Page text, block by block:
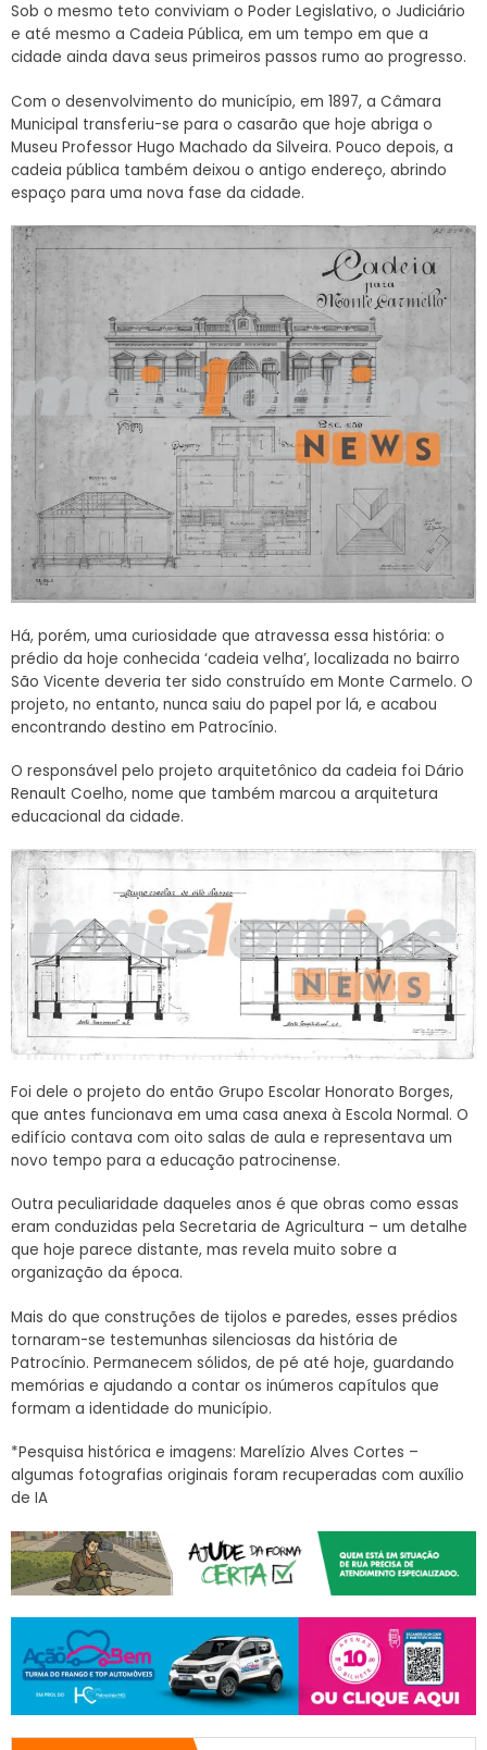
Sob o mesmo teto conviviam o Poder Legislativo, o Judiciário
e até mesmo a Cadeia Pública, em um tempo em que a
cidade ainda dava seus primeiros passos rumo ao progresso.
Com o desenvolvimento do município, em 1897, a Câmara
Municipal transferiu-se para o casarão que hoje abriga o
Museu Professor Hugo Machado da Silveira. Pouco depois, a
cadeia pública também deixou o antigo endereço, abrindo
espaço para uma nova fase da cidade.
Há, porém, uma curiosidade que atravessa essa história: o
prédio da hoje conhecida ‘cadeia velha’, localizada no bairro
São Vicente deveria ter sido construído em Monte Carmelo. O
projeto, no entanto, nunca saiu do papel por lá, e acabou
encontrando destino em Patrocínio.
O responsável pelo projeto arquitetônico da cadeia foi Dário
Renault Coelho, nome que também marcou a arquitetura
educacional da cidade.
Foi dele o projeto do então Grupo Escolar Honorato Borges,
que antes funcionava em uma casa anexa à Escola Normal. O
edifício contava com oito salas de aula e representava um
novo tempo para a educação patrocinense.
Outra peculiaridade daqueles anos é que obras como essas
eram conduzidas pela Secretaria de Agricultura – um detalhe
que hoje parece distante, mas revela muito sobre a
organização da época.
Mais do que construções de tijolos e paredes, esses prédios
tornaram-se testemunhas silenciosas da história de
Patrocínio. Permanecem sólidos, de pé até hoje, guardando
memórias e ajudando a contar os inúmeros capítulos que
formam a identidade do município.
*Pesquisa histórica e imagens: Marelízio Alves Cortes –
algumas fotografias originais foram recuperadas com auxílio
de IA